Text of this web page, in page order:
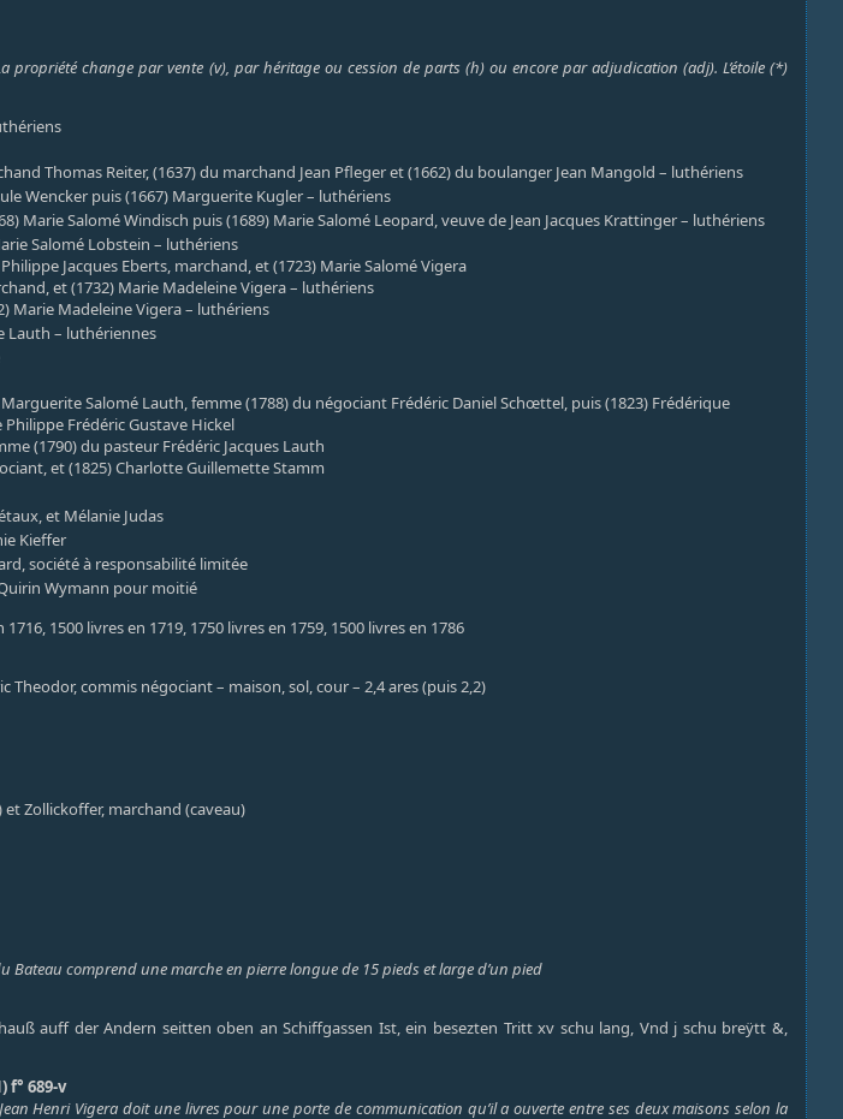
propriété change par vente (v), par héritage ou cession de parts (h) ou encore par adjudication (adj). L’étoile (*)
Thomas Reiter, (1637) du marchand Jean Pfleger et (1662) du boulanger Jean Mangold – luthériens
Wencker puis (1667) Marguerite Kugler – luthériens
Marie Salomé Windisch puis (1689) Marie Salomé Leopard, veuve de Jean Jacques Krattinger – luthériens
Salomé Lobstein – luthériens
Jacques Eberts, marchand, et (1723) Marie Salomé Vigera
et (1732) Marie Madeleine Vigera – luthériens
Marie Madeleine Vigera – luthériens
Lauth – luthériennes
Salomé Lauth, femme (1788) du négociant Frédéric Daniel Schœttel, puis (1823) Frédérique
Frédéric Gustave Hickel
(1790) du pasteur Frédéric Jacques Lauth
et (1825) Charlotte Guillemette Stamm
et Mélanie Judas
Kieffer
société à responsabilité limitée
Wymann pour moitié
1500 livres en 1719, 1750 livres en 1759, 1500 livres en 1786
Theodor, commis négociant – maison, sol, cour – 2,4 ares (puis 2,2)
Zollickoffer, marchand (caveau)
Bateau comprend une marche en pierre longue de 15 pieds et large d’un pied
auff der Andern seitten oben an Schiffgassen Ist, ein besezten Tritt xv schu lang, Vnd j schu breÿtt &,
f° 689-v
Henri Vigera doit une livres pour une porte de communication qu’il a ouverte entre ses deux maisons selon la